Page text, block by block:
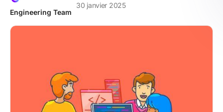
Engineering Team
30 janvier 2025